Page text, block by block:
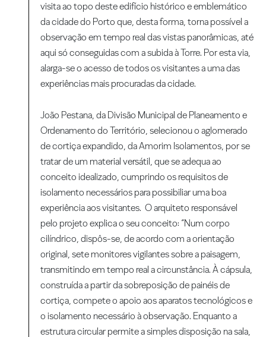
visita ao topo deste edifício histórico e emblemático
da cidade do Porto que, desta forma, torna possível a
observação em tempo real das vistas panorâmicas, até
aqui só conseguidas com a subida à Torre. Por esta via,
alarga-se o acesso de todos os visitantes a uma das
experiências mais procuradas da cidade.
João Pestana, da Divisão Municipal de Planeamento e
Ordenamento do Território, selecionou o aglomerado
de cortiça expandido, da Amorim Isolamentos, por se
tratar de um material versátil, que se adequa ao
conceito idealizado, cumprindo os requisitos de
isolamento necessários para possibiliar uma boa
experiência aos visitantes. O arquiteto responsável
pelo projeto explica o seu conceito: “Num corpo
cilíndrico, dispôs-se, de acordo com a orientação
original, sete monitores vigilantes sobre a paisagem,
transmitindo em tempo real a circunstância. À cápsula,
construída a partir da sobreposição de painéis de
cortiça, compete o apoio aos aparatos tecnológicos e
o isolamento necessário à observação. Enquanto a
estrutura circular permite a simples disposição na sala,